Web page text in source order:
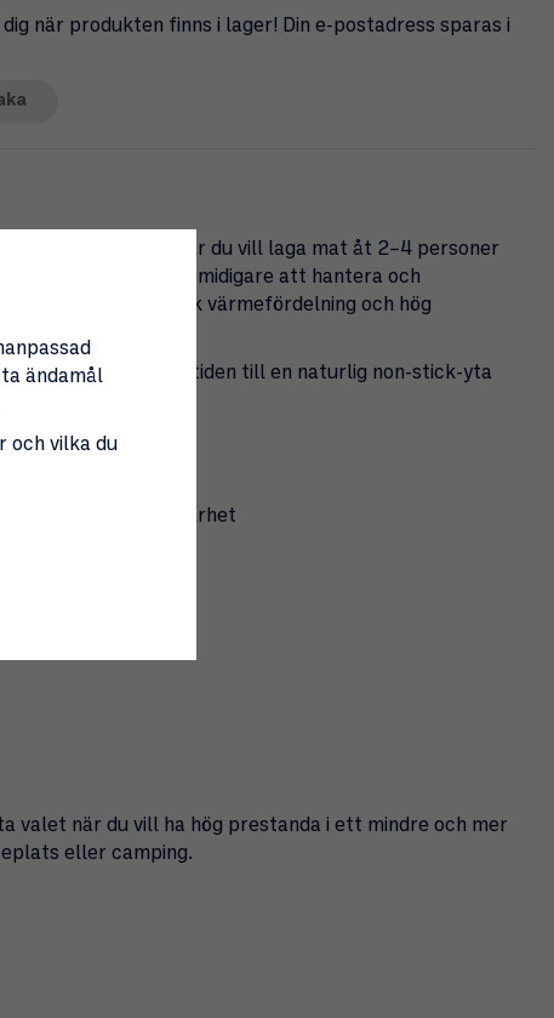
när produkten finns i lager! Din e-postadress sparas i
kolstål – perfekt när du vill laga mat åt 2–4 personer
storleken gör den smidigare att hantera och
ger en fantastisk värmefördelning och hög
och utvecklas med tiden till en naturlig non-stick-yta
och hållbarhet
tid
valet när du vill ha hög prestanda i ett mindre och mer
eller camping.
ändamål
och vilka du